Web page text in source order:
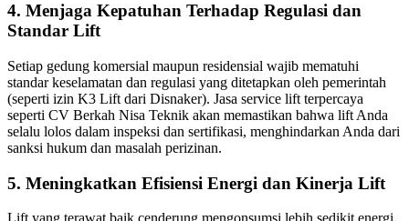
4. Menjaga Kepatuhan Terhadap Regulasi dan
Standar Lift
Setiap gedung komersial maupun residensial wajib mematuhi
standar keselamatan dan regulasi yang ditetapkan oleh pemerintah
(seperti izin K3 Lift dari Disnaker). Jasa service lift terpercaya
seperti CV Berkah Nisa Teknik akan memastikan bahwa lift Anda
selalu lolos dalam inspeksi dan sertifikasi, menghindarkan Anda dari
sanksi hukum dan masalah perizinan.
5. Meningkatkan Efisiensi Energi dan Kinerja Lift